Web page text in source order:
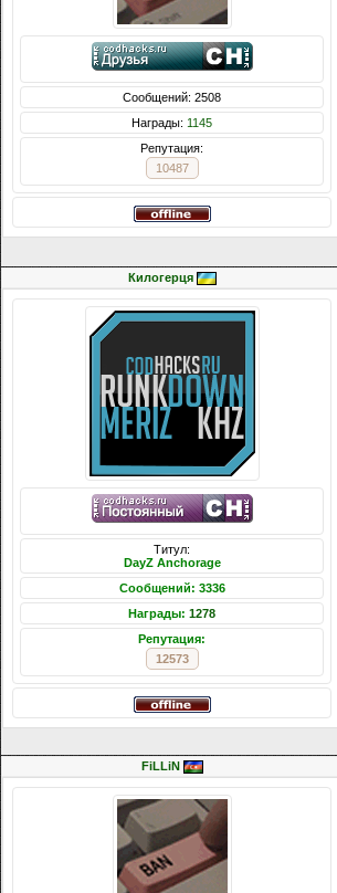
Сообщений: 2508
Награды: 1145
Репутация:
10487
Килогерця
Титул:
DayZ Anchorage
Сообщений: 3336
Награды: 1278
Репутация:
12573
FiLLiN